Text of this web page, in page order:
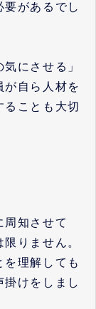
があるでし
にさせる」
が自ら人材を
ることも大切
周知させて
りません。
を理解しても
けをしまし